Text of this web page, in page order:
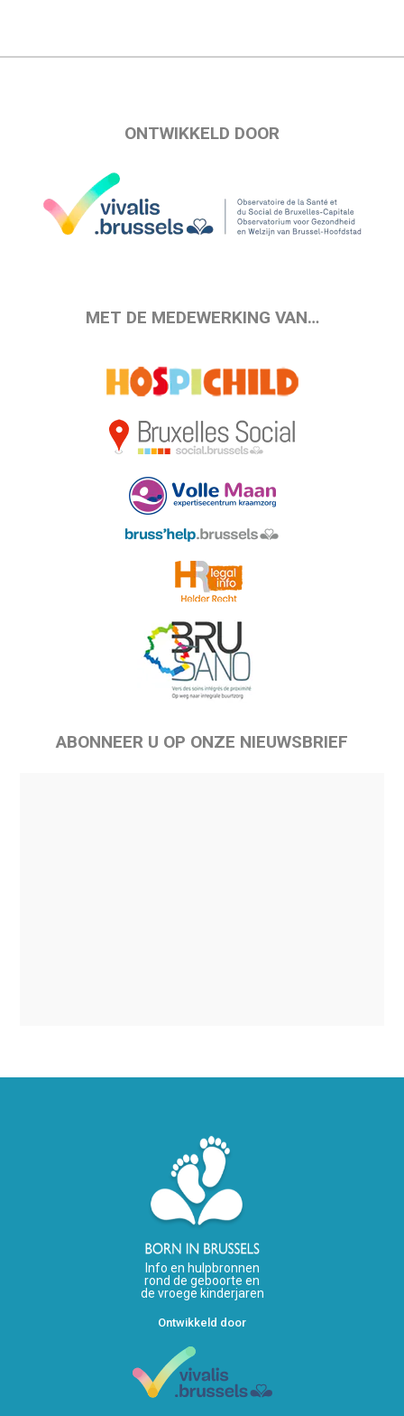
ONTWIKKELD DOOR
MET DE MEDEWERKING VAN…
ABONNEER U OP ONZE NIEUWSBRIEF
Info en hulpbronnen
rond de geboorte en
de vroege kinderjaren
Ontwikkeld door